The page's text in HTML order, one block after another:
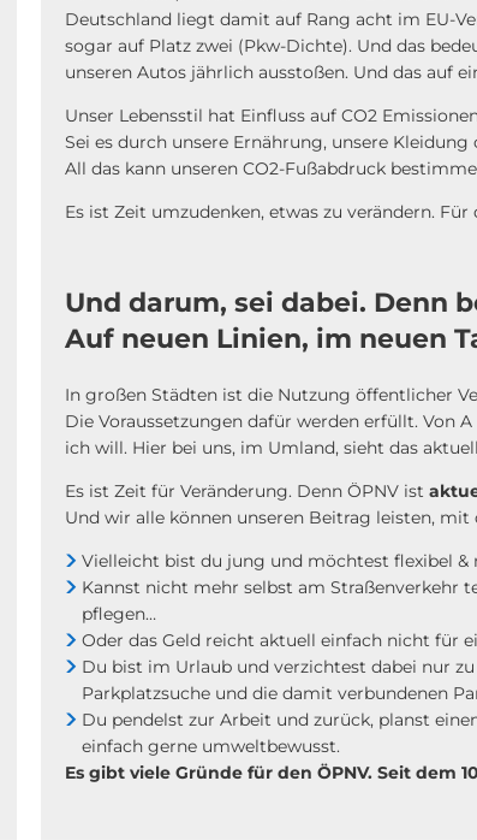
Deutschland liegt damit auf Rang acht im EU-
sogar auf Platz zwei (Pkw-Dichte). Und das
unseren Autos jährlich ausstoßen. Und das auf
Unser Lebensstil hat Einfluss auf CO2
Sei es durch unsere Ernährung, unsere
All das kann unseren CO2-Fußabdruck
Es ist Zeit umzudenken, etwas zu verändern.
Und darum, sei dabei. Denn
Auf neuen Linien, im neuen
In großen Städten ist die Nutzung öffentlicher
Die Voraussetzungen dafür werden erfüllt. Von
ich will. Hier bei uns, im Umland, sieht das
Es ist Zeit für Veränderung. Denn ÖPNV ist
Und wir alle können unseren Beitrag leisten,
Vielleicht bist du jung und möchtest flexibel &
Kannst nicht mehr selbst am Straßenverkehr
pflegen…
Oder das Geld reicht aktuell einfach nicht für
Du bist im Urlaub und verzichtest dabei nur
Parkplatzsuche und die damit verbundenen
Du pendelst zur Arbeit und zurück, planst
einfach gerne umweltbewusst.
Es gibt viele Gründe für den ÖPNV. Seit dem